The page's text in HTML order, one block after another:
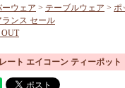
ーウェア > テーブルウェア > ポ
ランス セール
ート エイコーン ティーポット